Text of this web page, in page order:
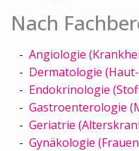
Nach
Angiologie
Dermatologie
Endokrinologie
Gastroenterologie
Geriatrie
Gynäkologie